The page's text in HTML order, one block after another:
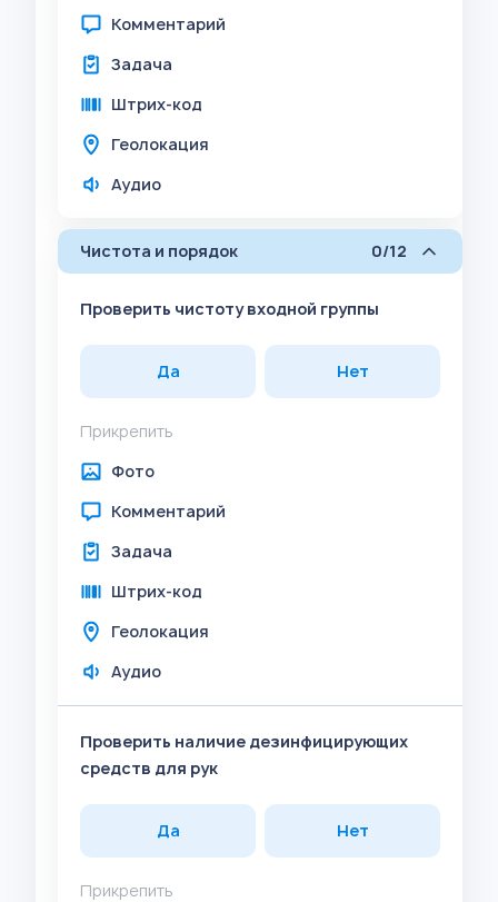
Комментарий
Задача
Штрих-код
Геолокация
Аудио
Чистота и порядок 0/12
Проверить чистоту входной группы
Да Нет
Прикрепить
Фото
Комментарий
Задача
Штрих-код
Геолокация
Аудио
Проверить наличие дезинфицирующих
средств для рук
Да Нет
Прикрепить